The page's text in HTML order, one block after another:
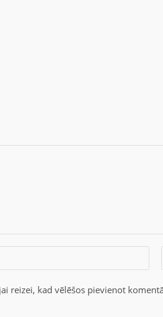
reizei, kad vēlēšos pievienot